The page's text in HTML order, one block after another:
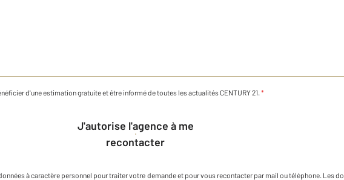
d'une estimation gratuite et être informé de toutes les actualités CENTURY 21. *
J'autorise l'agence à me
recontacter
à caractère personnel pour traiter votre demande et pour vous recontacter par mail ou téléphone. Les